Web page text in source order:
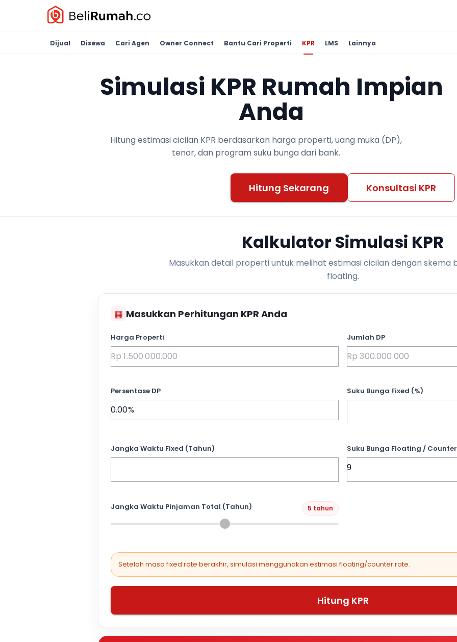
Dijual Disewa Cari Agen Owner Connect Bantu Cari Properti KPR LMS Lainnya
Simulasi KPR Rumah Impian
Anda
Hitung estimasi cicilan KPR berdasarkan harga properti, uang muka (DP),
tenor, dan program suku bunga dari bank.
Hitung Sekarang Konsultasi KPR
Kalkulator Simulasi KPR
Masukkan detail properti untuk melihat estimasi cicilan dengan skema
floating.
▦ Masukkan Perhitungan KPR Anda
Harga Properti Jumlah DP
Persentase DP Suku Bunga Fixed (%)
Jangka Waktu Fixed (Tahun) Suku Bunga Floating /
Jangka Waktu Pinjaman Total (Tahun) 5 tahun
Setelah masa fixed rate berakhir, simulasi menggunakan estimasi floating/counter rate.
Hitung KPR